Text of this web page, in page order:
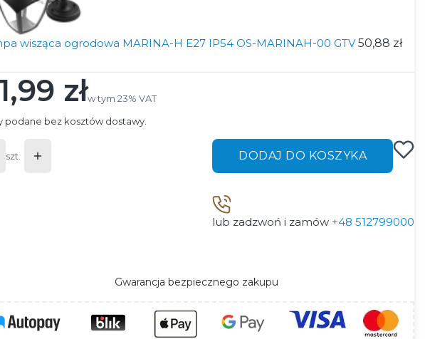
wisząca ogrodowa MARINA-H E27 IP54 OS-MARINAH-00 GTV50,88 zł
złw tym 23% VAT
w tym 23% VAT
podane bez kosztów dostawy.
szt. DODAJ DO KOSZYKA
lub zadzwoń i zamów +48 512799000
Gwarancja bezpiecznego zakupu